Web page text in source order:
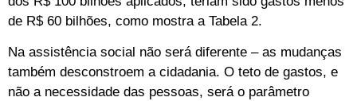
de R$ 60 bilhões, como mostra a Tabela 2.
Na assistência social não será diferente – as mudanças
também desconstroem a cidadania. O teto de gastos, e
não a necessidade das pessoas, será o parâmetro